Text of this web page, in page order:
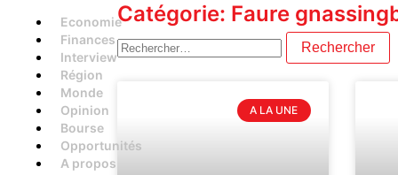
Economie
Finances
Interview
Région
Monde
Opinion
Bourse
Opportunités
A propos
Catégorie: Faure
A LA UNE